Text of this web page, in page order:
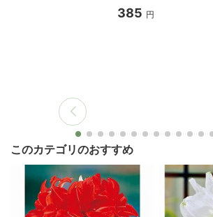
385 円
このカテゴリのおすすめ